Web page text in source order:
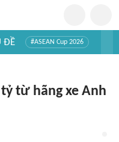
ĐỀ #ASEAN Cup 2026
từ hãng xe Anh